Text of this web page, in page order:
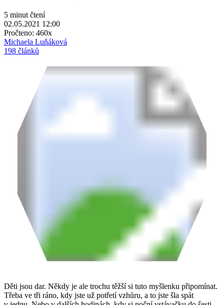
5 minut čtení
02.05.2021 12:00
Pročteno: 460x
Michaela Luňáková
198 článků
Děti jsou dar. Někdy je ale trochu těžší si tuto myšlenku připomínat.
Třeba ve tři ráno, kdy jste už potřetí vzhůru, a to jste šla spát